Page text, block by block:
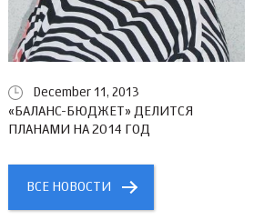
December 11, 2013
«БАЛАНС-БЮДЖЕТ» ДЕЛИТСЯ
ПЛАНАМИ НА 2014 ГОД
ВСЕ НОВОСТИ